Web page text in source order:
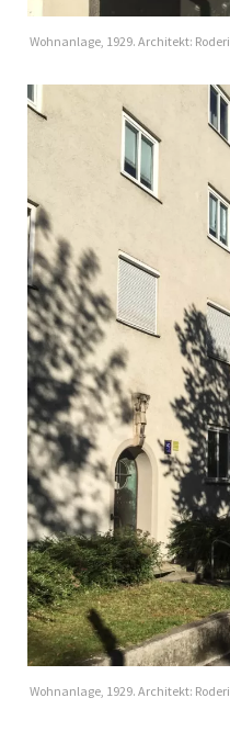
Wohnanlage, 1929. Architekt:
Wohnanlage, 1929. Architekt: